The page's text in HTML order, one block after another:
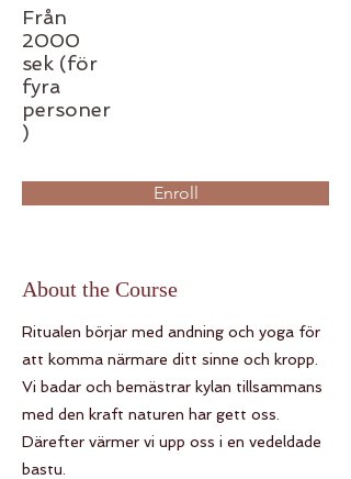
Från
2000
sek (för
fyra
personer
)
Enroll
About the Course
Ritualen börjar med andning och yoga för
att komma närmare ditt sinne och kropp.
Vi badar och bemästrar kylan tillsammans
med den kraft naturen har gett oss.
Därefter värmer vi upp oss i en vedeldade
bastu.